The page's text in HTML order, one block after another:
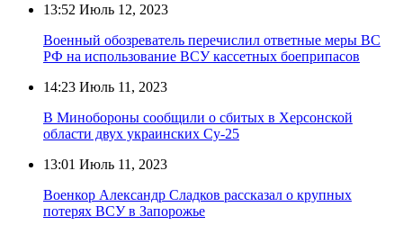
13:52 Июль 12, 2023
Военный обозреватель перечислил ответные меры ВС
РФ на использование ВСУ кассетных боеприпасов
14:23 Июль 11, 2023
В Минобороны сообщили о сбитых в Херсонской
области двух украинских Су-25
13:01 Июль 11, 2023
Военкор Александр Сладков рассказал о крупных
потерях ВСУ в Запорожье